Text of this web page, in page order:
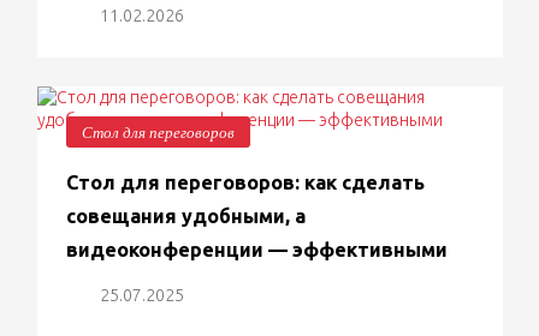
11.02.2026
Стол для переговоров
Стол для переговоров: как сделать
совещания удобными, а
видеоконференции — эффективными
25.07.2025